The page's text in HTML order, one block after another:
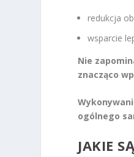
redukcja
wsparcie
Nie
znacząco
ogólnego
JAKIE